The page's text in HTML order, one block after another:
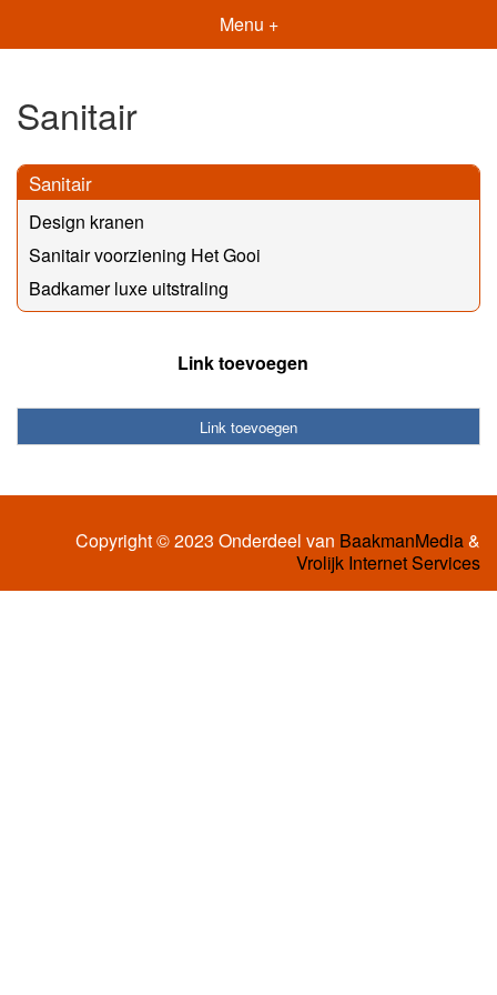
Menu +
Sanitair
Sanitair
Design kranen
Sanitair voorziening Het Gooi
Badkamer luxe uitstraling
Link toevoegen
Link toevoegen
Copyright © 2023 Onderdeel van BaakmanMedia&
Vrolijk Internet Services